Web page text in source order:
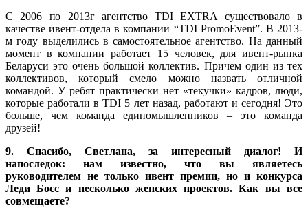
С 2006 по 2013г агентство TDI EXTRA существовало в
качестве ивент-отдела в компании “TDI PromoEvent”. В 2013-
м году выделились в самостоятельное агентство. На данный
момент в компании работает 15 человек, для ивент-рынка
Беларуси это очень большой коллектив. Причем один из тех
коллективов, который смело можно назвать отличной
командой. У ребят практически нет «текучки» кадров, люди,
которые работали в TDI 5 лет назад, работают и сегодня! Это
больше, чем команда единомышленников – это команда
друзей!
9. Спасибо, Светлана, за интересный диалог! И
напоследок: нам известно, что вы являетесь
руководителем не только ивент премии, но и конкурса
Леди Босс и несколько женских проектов. Как вы все
совмещаете?